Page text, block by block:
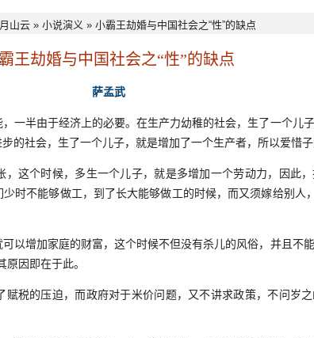
山云 » 小说演义 » 小霸王劫婚与中国社会之“性”的缺点
王劫婚与中国社会之“性”的缺点
萨孟武
半由于经济上的必要。在生产力幼稚的社会，生了一个儿
的社会，生了一个儿子，就是增加了一个生产者，所以爱惜子
这个时候，多生一个儿子，就是多增加一个劳动力，因此
时不能够做工，到了长大能够做工的时候，而又须嫁给别人
增加家庭的财富，这个时候不但没有杀儿的风俗，并且不
原因即在于此。
税的压迫，而政府对于米价问题，又不讲求政策，不问岁